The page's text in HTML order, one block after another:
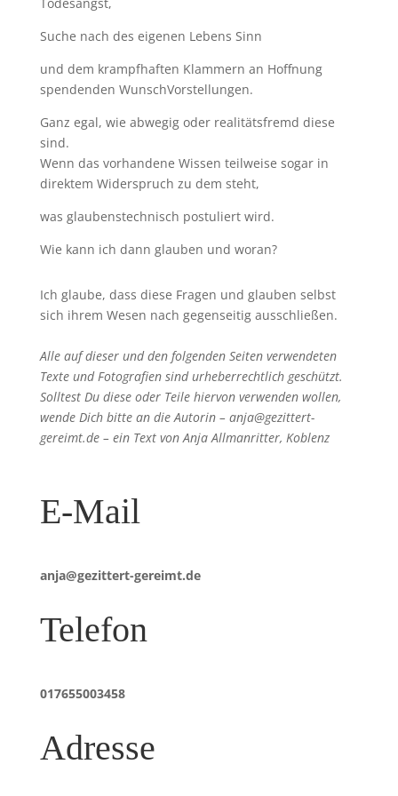
Suche nach des eigenen Lebens Sinn
und dem krampfhaften Klammern an Hoffnung
spendenden WunschVorstellungen.
Ganz egal, wie abwegig oder realitätsfremd diese
sind.
Wenn das vorhandene Wissen teilweise sogar in
direktem Widerspruch zu dem steht,
was glaubenstechnisch postuliert wird.
Wie kann ich dann glauben und woran?
Ich glaube, dass diese Fragen und glauben selbst
sich ihrem Wesen nach gegenseitig ausschließen.
Alle auf dieser und den folgenden Seiten verwendeten
Texte und Fotografien sind urheberrechtlich geschützt.
Solltest Du diese oder Teile hiervon verwenden wollen,
wende Dich bitte an die Autorin – anja@gezittert-
gereimt.de – ein Text von Anja Allmanritter, Koblenz
E-Mail
anja@gezittert-gereimt.de
Telefon
017655003458
Adresse